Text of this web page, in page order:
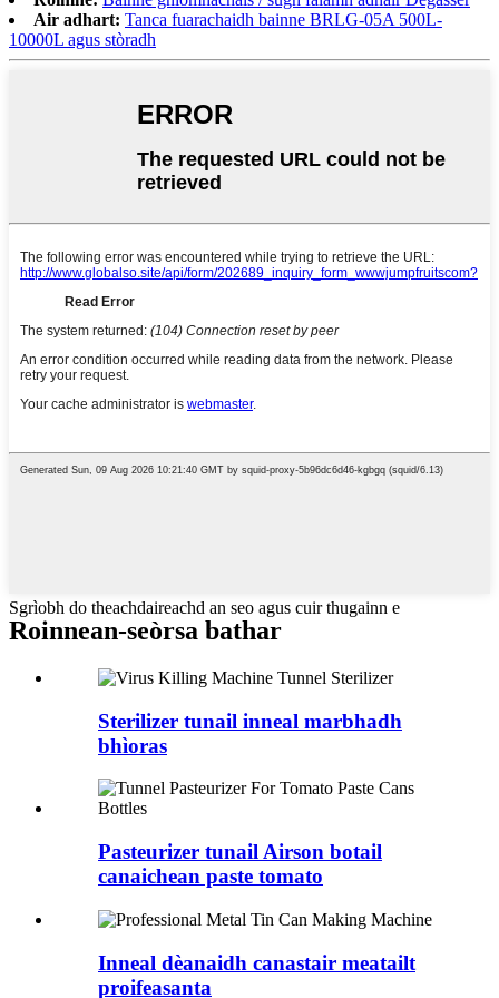
Air adhart: Tanca fuarachaidh bainne BRLG-05A 500L-
10000L agus stòradh
Sgrìobh do theachdaireachd an seo agus cuir thugainn e
Roinnean-seòrsa bathar
Sterilizer tunail inneal marbhadh
bhìoras
Pasteurizer tunail Airson botail
canaichean paste tomato
Inneal dèanaidh canastair meatailt
proifeasanta